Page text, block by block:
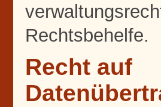
Rechtsbehelfe.
Recht auf